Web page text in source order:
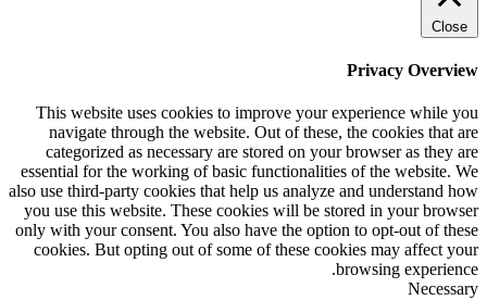
Close
Privacy Overview
This website uses cookies to improve your experience while you
navigate through the website. Out of these, the cookies that are
categorized as necessary are stored on your browser as they are
essential for the working of basic functionalities of the website. We
also use third-party cookies that help us analyze and understand how
you use this website. These cookies will be stored in your browser
only with your consent. You also have the option to opt-out of these
cookies. But opting out of some of these cookies may affect your
browsing experience.
Necessary